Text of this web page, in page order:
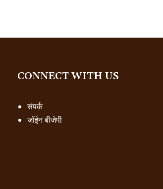
CONNECT WITH US
संपर्क
जॉईन बीजेपी